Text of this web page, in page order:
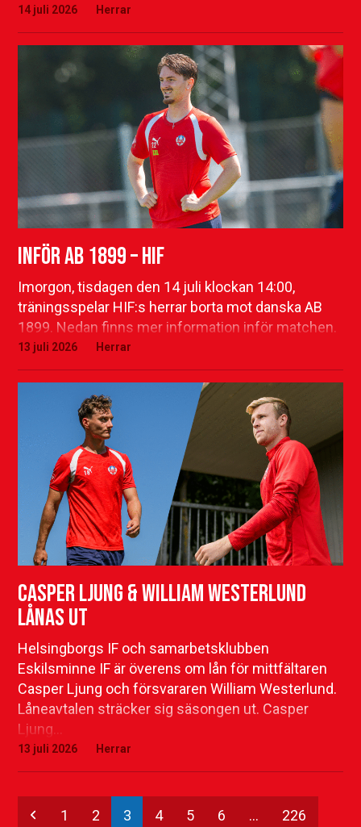
14 juli 2026 Herrar
Inför AB 1899 – HIF
Imorgon, tisdagen den 14 juli klockan 14:00,
träningsspelar HIF:s herrar borta mot danska AB
1899. Nedan finns mer information inför matchen.
13 juli 2026 Herrar
Casper Ljung & William Westerlund
lånas ut
Helsingborgs IF och samarbetsklubben
Eskilsminne IF är överens om lån för mittfältaren
Casper Ljung och försvararen William Westerlund.
Låneavtalen sträcker sig säsongen ut. Casper
Ljung…
13 juli 2026 Herrar
Previous
Page
1 Page
2 Page
3 Page
4 Page
5 Page
6 … Page
226